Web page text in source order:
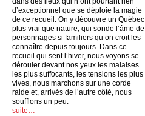
d’exceptionnel que se déploie la magie
de ce recueil. On y découvre un Québec
plus vrai que nature, qui sonde l’âme de
personnages si familiers qu’on croit les
connaître depuis toujours. Dans ce
recueil qui sent l’hiver, nous voyons se
dérouler devant nos yeux les malaises
les plus suffocants, les tensions les plus
vives, nous marchons sur une corde
raide et, arrivés de l’autre côté, nous
soufflons un peu.
suite…